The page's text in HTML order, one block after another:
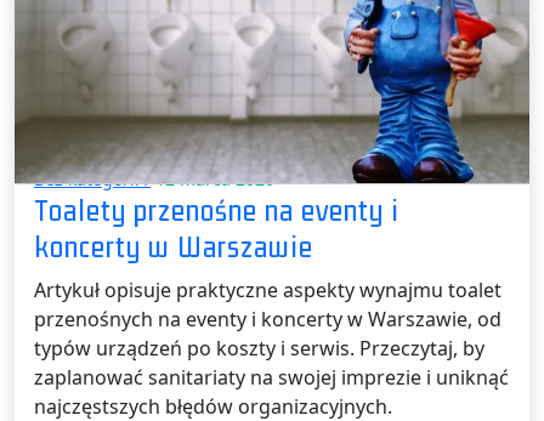
Bez kategorii /12 marca 2026
Toalety przenośne na eventy i
koncerty w Warszawie
Artykuł opisuje praktyczne aspekty wynajmu toalet
przenośnych na eventy i koncerty w Warszawie, od
typów urządzeń po koszty i serwis. Przeczytaj, by
zaplanować sanitariaty na swojej imprezie i uniknąć
najczęstszych błędów organizacyjnych.